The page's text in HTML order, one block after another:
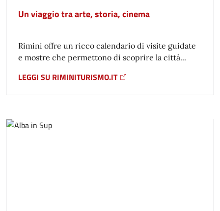
Un viaggio tra arte, storia, cinema
Rimini offre un ricco calendario di visite guidate
e mostre che permettono di scoprire la città...
LEGGI SU RIMINITURISMO.IT